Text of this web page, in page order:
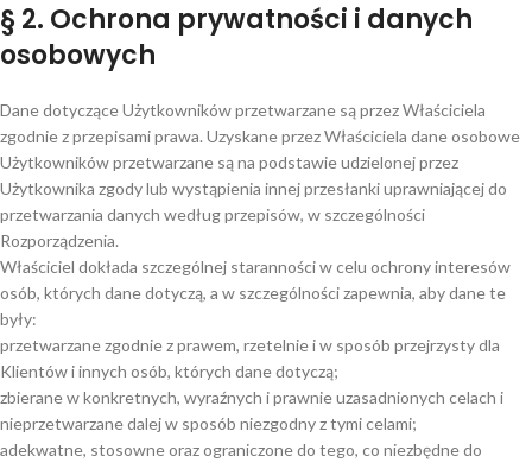
§ 2. Ochrona prywatności i danych
osobowych
Dane dotyczące Użytkowników przetwarzane są przez Właściciela
zgodnie z przepisami prawa. Uzyskane przez Właściciela dane osobowe
Użytkowników przetwarzane są na podstawie udzielonej przez
Użytkownika zgody lub wystąpienia innej przesłanki uprawniającej do
przetwarzania danych według przepisów, w szczególności
Rozporządzenia.
Właściciel dokłada szczególnej staranności w celu ochrony interesów
osób, których dane dotyczą, a w szczególności zapewnia, aby dane te
były:
przetwarzane zgodnie z prawem, rzetelnie i w sposób przejrzysty dla
Klientów i innych osób, których dane dotyczą;
zbierane w konkretnych, wyraźnych i prawnie uzasadnionych celach i
nieprzetwarzane dalej w sposób niezgodny z tymi celami;
adekwatne, stosowne oraz ograniczone do tego, co niezbędne do